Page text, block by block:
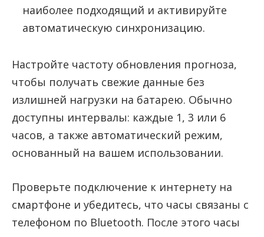
наиболее подходящий и активируйте
автоматическую синхронизацию.
Настройте частоту обновления прогноза,
чтобы получать свежие данные без
излишней нагрузки на батарею. Обычно
доступны интервалы: каждые 1, 3 или 6
часов, а также автоматический режим,
основанный на вашем использовании.
Проверьте подключение к интернету на
смартфоне и убедитесь, что часы связаны с
телефоном по Bluetooth. После этого часы